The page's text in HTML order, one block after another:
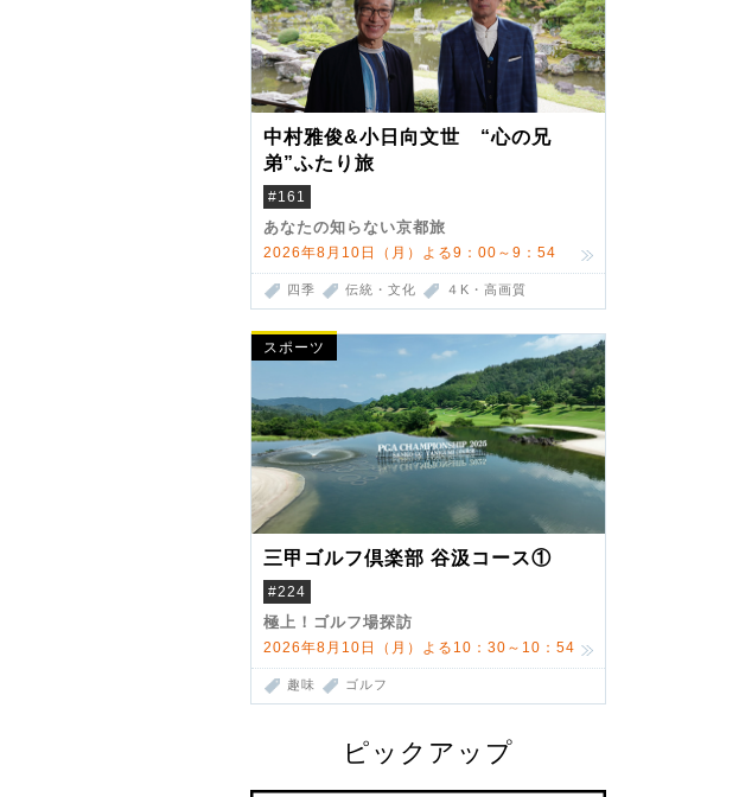
中村雅俊&小日向文世 “心の兄
弟”ふたり旅
#161
あなたの知らない京都旅
2026年8月10日（月）よる9：00～9：54
四季 伝統・文化 ４K・高画質
スポーツ
三甲ゴルフ倶楽部 谷汲コース①
#224
極上！ゴルフ場探訪
2026年8月10日（月）よる10：30～10：54
趣味 ゴルフ
ピックアップ